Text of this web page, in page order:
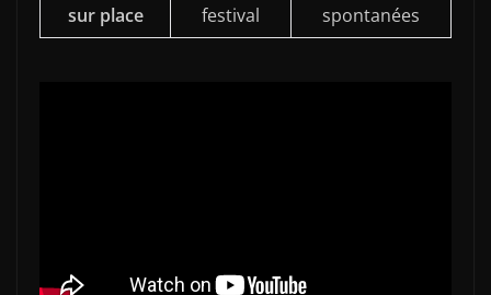
sur place
festival
spontanées